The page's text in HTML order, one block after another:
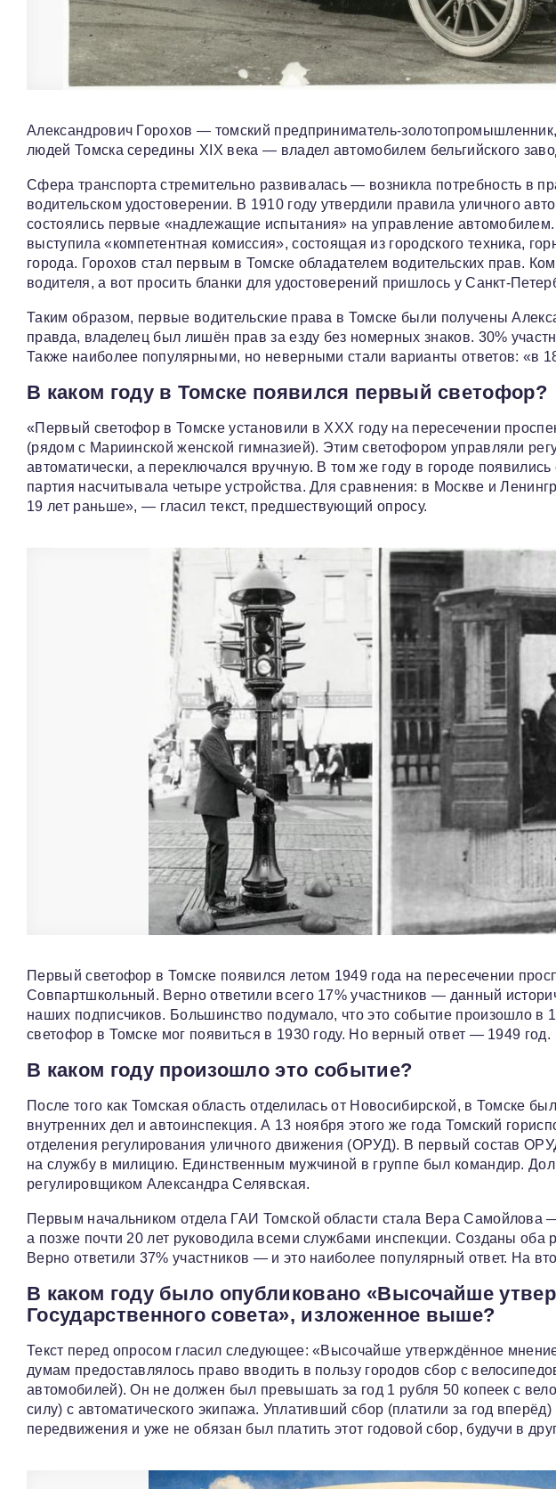
Александрович Горохов — томский
людей Томска середины XIX века — владел автомобилем бельгийского
Сфера транспорта стремительно развивалась — возникла потребность в
водительском удостоверении. В 1910 году утвердили правила уличного
состоялись первые «надлежащие испытания» на управление
выступила «компетентная комиссия», состоящая из городского техника,
города. Горохов стал первым в Томске обладателем водительских прав.
водителя, а вот просить бланки для удостоверений пришлось у
Таким образом, первые водительские права в Томске были получены
правда, владелец был лишён прав за езду без номерных знаков. 30%
Также наиболее популярными, но неверными стали варианты ответов: «в
В каком году в Томске появился первый светофор?
«Первый светофор в Томске установили в ХХХ году на пересечении
(рядом с Мариинской женской гимназией). Этим светофором управляли
автоматически, а переключался вручную. В том же году в городе
партия насчитывала четыре устройства. Для сравнения: в Москве и
19 лет раньше», — гласил текст, предшествующий опросу.
Первый светофор в Томске появился летом 1949 года на пересечении
Совпартшкольный. Верно ответили всего 17% участников — данный
наших подписчиков. Большинство подумало, что это событие произошло в
светофор в Томске мог появиться в 1930 году. Но верный ответ — 1949 год.
В каком году произошло это событие?
После того как Томская область отделилась от Новосибирской, в Томске
внутренних дел и автоинспекция. А 13 ноября этого же года Томский
отделения регулирования уличного движения (ОРУД). В первый состав
на службу в милицию. Единственным мужчиной в группе был командир.
регулировщиком Александра Селявская.
Первым начальником отдела ГАИ Томской области стала Вера Самойлова
а позже почти 20 лет руководила всеми службами инспекции. Созданы оба
Верно ответили 37% участников — и это наиболее популярный ответ. На
В каком году было опубликовано «Высочайше
Государственного совета», изложенное выше?
Текст перед опросом гласил следующее: «Высочайше утверждённое
думам предоставлялось право вводить в пользу городов сбор с
автомобилей). Он не должен был превышать за год 1 рубля 50 копеек с
силу) с автоматического экипажа. Уплативший сбор (платили за год
передвижения и уже не обязан был платить этот годовой сбор, будучи в